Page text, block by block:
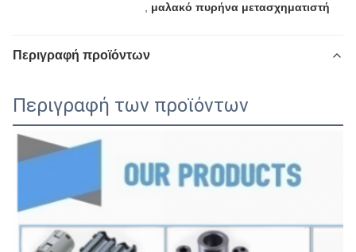
μαλακό πυρήνα μετασχηματιστή
Περιγραφή προϊόντων
Περιγραφή των προϊόντων